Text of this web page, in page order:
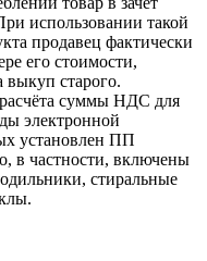
использовании такой
продавец фактически
его стоимости,
старого.
суммы НДС для
электронной
установлен ПП
в частности, включены
стиральные